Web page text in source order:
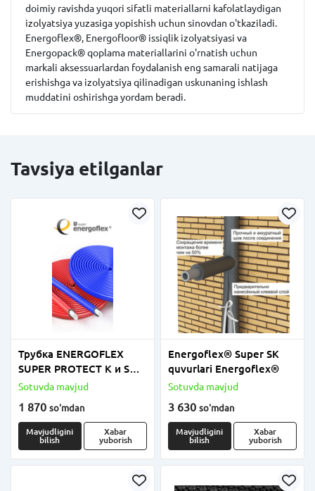
doimiy ravishda yuqori sifatli materiallarni kafolatlaydigan
izolyatsiya yuzasiga yopishish uchun sinovdan o'tkaziladi.
Energoflex®, Energofloor® issiqlik izolyatsiyasi va
Energopack® qoplama materiallarini o'rnatish uchun
markali aksessuarlardan foydalanish eng samarali natijaga
erishishga va izolyatsiya qilinadigan uskunaning ishlash
muddatini oshirishga yordam beradi.
Tavsiya etilganlar
Трубка ENERGOFLEX
SUPER PROTECT K и S
толщиной 4мм, 6мм и
Sotuvda mavjud
1 870 so'mdan
Mavjudligini
bilish
Xabar
yuborish
Energoflex® Super SK
quvurlari Energoflex®
Sotuvda mavjud
3 630 so'mdan
Mavjudligini
bilish
Xabar
yuborish